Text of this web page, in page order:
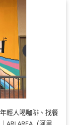
輕人喝咖啡、找餐